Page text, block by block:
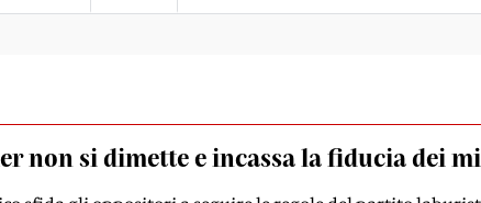
non si dimette e incassa la fiducia dei